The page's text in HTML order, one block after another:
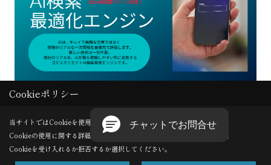
Copyright (c) GODDESS CREATE. All Rights Reserved.
Produced byゴデスクリエイト
Cookieポリシー
当サイトではCookieを使用します。
Cookieの使用に関する詳細は 「プライバシーポリシー
」をご覧ください。
Cookieを受け入れるか拒否するか選択してください。